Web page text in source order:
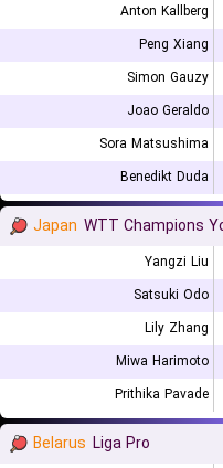
Anton Kallberg
Peng Xiang
Simon Gauzy
Joao Geraldo
Sora Matsushima
Benedikt Duda
Japan WTT Champions
Yangzi Liu
Satsuki Odo
Lily Zhang
Miwa Harimoto
Prithika Pavade
Belarus Liga Pro